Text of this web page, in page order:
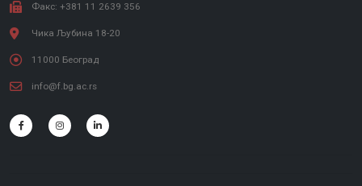
Факс: +381 11 2639 356
Чика Љубина 18-20
11000 Београд
info@f.bg.ac.rs